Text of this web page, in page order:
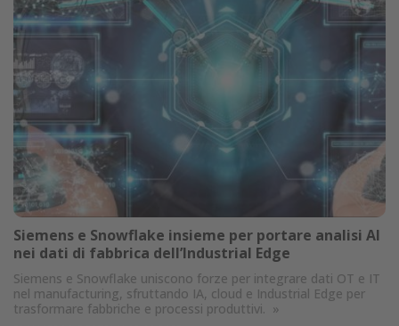
Siemens e Snowflake insieme per portare analisi AI
nei dati di fabbrica dell’Industrial Edge
Siemens e Snowflake uniscono forze per integrare dati OT e IT
nel manufacturing, sfruttando IA, cloud e Industrial Edge per
trasformare fabbriche e processi produttivi. »